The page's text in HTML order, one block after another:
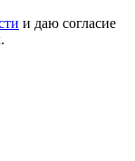
и даю согласие